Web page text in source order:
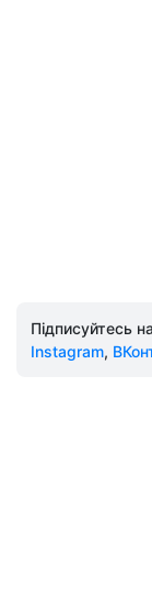
Підписуйтесь
Instagram,